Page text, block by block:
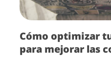
Cómo optimizar
para mejorar las